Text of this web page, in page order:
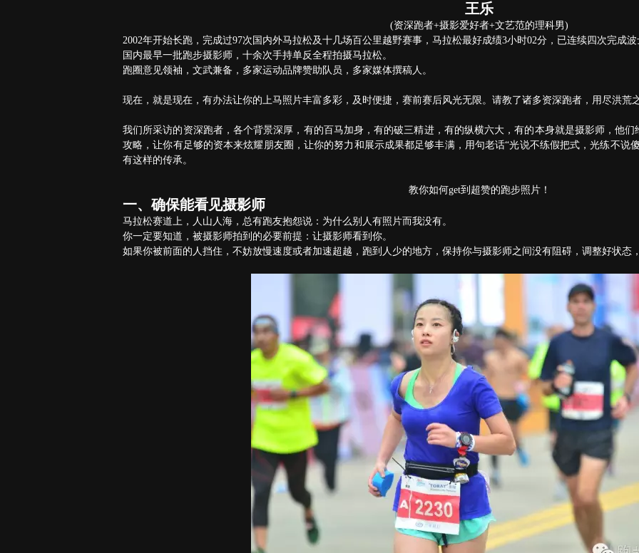
王乐
(资深跑者+摄影爱好者+文艺范的理科男)
2002年开始长跑，完成过97次国内外马拉松及十几场百公里越野赛事，马拉松最好成绩3小时02分，已连续四次完成
国内最早一批跑步摄影师，十余次手持单反全程拍摄马拉松。
跑圈意见领袖，文武兼备，多家运动品牌赞助队员，多家媒体撰稿人。
现在，就是现在，有办法让你的上马照片丰富多彩，及时便捷，赛前赛后风光无限。请教了诸多资深跑者，用尽洪荒
我们所采访的资深跑者，各个背景深厚，有的百马加身，有的破三精进，有的纵横六大，有的本身就是摄影师，他
攻略，让你有足够的资本来炫耀朋友圈，让你的努力和展示成果都足够丰满，用句老话“光说不练假把式，光练不说
有这样的传承。
教你如何get到超赞的跑步照片！
一、确保能看见摄影师
马拉松赛道上，人山人海，总有跑友抱怨说：为什么别人有照片而我没有。
你一定要知道，被摄影师拍到的必要前提：让摄影师看到你。
如果你被前面的人挡住，不妨放慢速度或者加速超越，跑到人少的地方，保持你与摄影师之间没有阻碍，调整好状态